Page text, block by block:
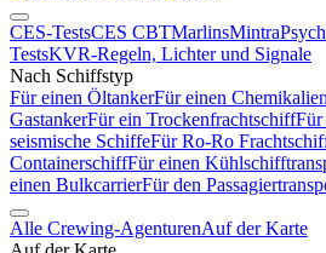
CES-TestsCES CBTMarlinsMintra
TestsKVR-Regeln, Lichter und Signale
Nach Schiffstyp
Für einen ÖltankerFür einen
GastankerFür ein Trockenfrachtschiff
seismische SchiffeFür Ro-Ro
ContainerschiffFür einen
einen BulkcarrierFür den
Alle Crewing-AgenturenAuf der Karte